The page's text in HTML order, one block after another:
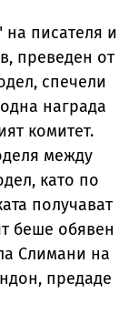
писателя и
преведен от
спечели
награда
комитет.
между
като по
получават
беше обявен
Слимани на
предаде